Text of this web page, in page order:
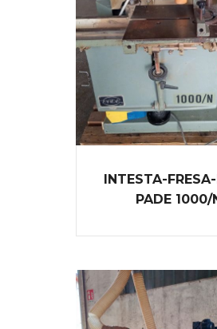
INTESTA-
PADE 1000/